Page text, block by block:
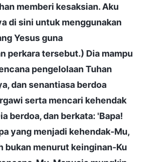
memberi kesaksian. Aku
di sini untuk menggunakan
Yesus guna
perkara tersebut.) Dia mampu
pengelolaan Tuhan
dan senantiasa berdoa
serta mencari kehendak
berdoa, dan berkata: 'Bapa!
yang menjadi kehendak-Mu,
bukan menurut keinginan-Ku